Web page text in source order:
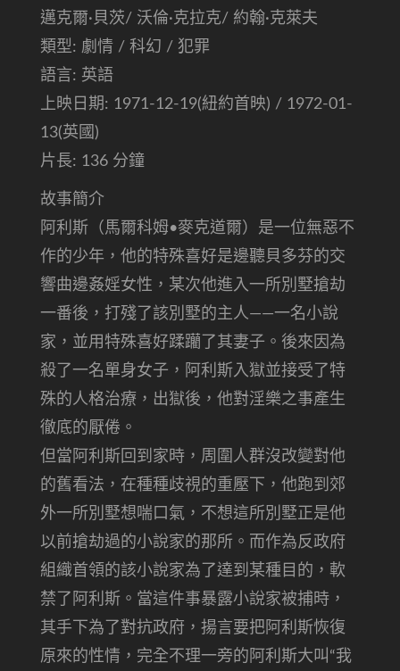
邁克爾·貝茨/ 沃倫·克拉克/ 約翰·克萊夫
類型: 劇情 / 科幻 / 犯罪
語言: 英語
上映日期: 1971-12-19(紐約首映) / 1972-01-
13(英國)
片長: 136 分鐘
故事簡介
阿利斯（馬爾科姆•麥克道爾）是一位無惡不
作的少年，他的特殊喜好是邊聽貝多芬的交
響曲邊姦婬女性，某次他進入一所別墅搶​​劫
一番後，打殘了該別墅的主人——一名小說
家，並用特殊喜好蹂躪了其妻子。後來因為
殺了一名單身女子，阿利斯入獄並接受了特
殊的人格治療，出獄後，他對淫樂之事產生
徹底的厭倦。
但當阿利斯回到家時，周圍人群沒改變對他
的舊看法，在種種歧視的重壓下，他跑到郊
外一所別墅想喘口氣，不想這所別墅正是他
以前搶劫過的小說家的那所。而作為反政府
組織首領的該小說家為了達到某種目的，軟
禁了阿利斯。當這件事暴露小說家被捕時，
其手下為了對抗政府，揚言要把阿利斯恢復
原來的性情，完全不理一旁的阿利斯大叫“我